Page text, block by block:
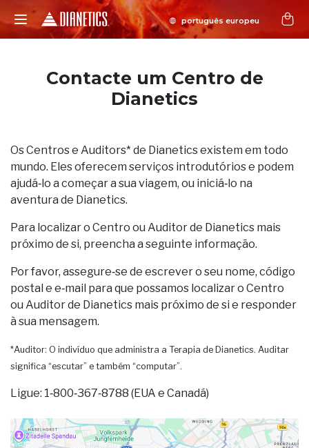
Contacte um Centro de
Dianetics
Os Centros e Auditors* de Dianetics existem em todo
mundo. Eles oferecem serviços introdutórios e podem
ajudá‑lo a começar a sua viagem, ou iniciá‑lo na
aventura de Dianetics.
Para localizar o Centro ou Auditor de Dianetics mais
próximo de si, preencha a seguinte informação.
Por favor, assegure‑se de escrever o seu nome, código
postal e e‑mail para que possamos localizar o Centro
ou Auditor de Dianetics mais próximo de si e responder
à sua mensagem.
*Auditor: O indivíduo que administra a Terapia de Dianetics. Auditar
significa “escutar” e também “computar”.
Ligue: 1‑800‑367‑8788 (EUA e Canadá)